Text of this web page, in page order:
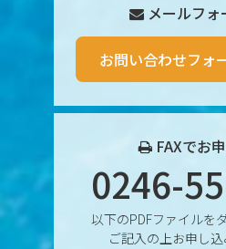
2024年12月
2024年9月
2024年8月
メールフォ
お問い合わせフォ
FAXでお
0246-
以下のPDFファイルを
ご記入の上お申し込